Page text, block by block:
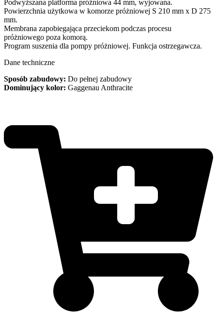
Podwyższana platforma próżniowa 44 mm, wyjowana.
Powierzchnia użytkowa w komorze próżniowej S 210 mm x D 275
mm.
Membrana zapobiegająca przeciekom podczas procesu
próżniowego poza komorą.
Program suszenia dla pompy próżniowej. Funkcja ostrzegawcza.
Dane techniczne
Sposób zabudowy: Do pełnej zabudowy
Dominujący kolor: Gaggenau Anthracite